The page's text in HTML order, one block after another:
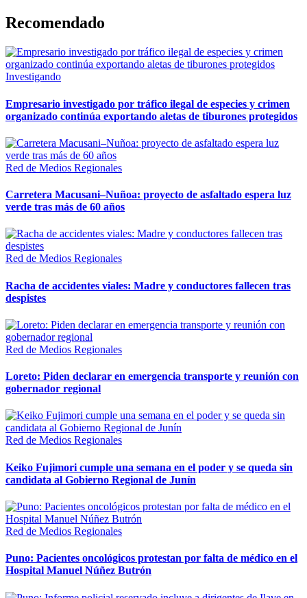
Recomendado
Investigando
Empresario investigado por tráfico ilegal de especies y crimen
organizado continúa exportando aletas de tiburones protegidos
Red de Medios Regionales
Carretera Macusani–Nuñoa: proyecto de asfaltado espera luz
verde tras más de 60 años
Red de Medios Regionales
Racha de accidentes viales: Madre y conductores fallecen tras
despistes
Red de Medios Regionales
Loreto: Piden declarar en emergencia transporte y reunión con
gobernador regional
Red de Medios Regionales
Keiko Fujimori cumple una semana en el poder y se queda sin
candidata al Gobierno Regional de Junín
Red de Medios Regionales
Puno: Pacientes oncológicos protestan por falta de médico en el
Hospital Manuel Núñez Butrón